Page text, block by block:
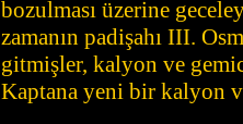
bozulması üzerine
zamanın padişahı III.
gitmişler, kalyon ve
Kaptana yeni bir kalyon